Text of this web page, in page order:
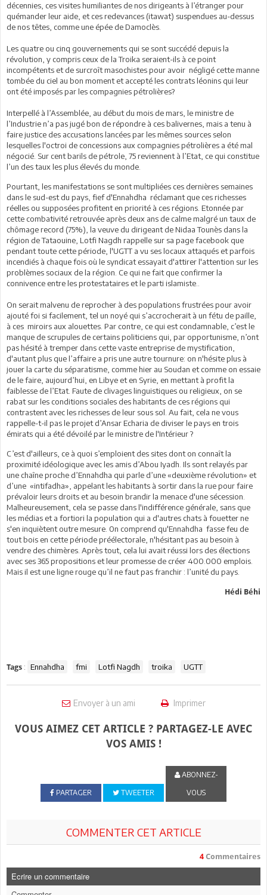
décennies, ces visites humiliantes de nos dirigeants à l’étranger pour
quémander leur aide, et ces redevances (itawat) suspendues au-dessus
de nos têtes, comme une épée de Damoclès.
Les quatre ou cinq gouvernements qui se sont succédé depuis la
révolution, y compris ceux de la Troika seraient-ils à ce point
incompétents et de surcroît masochistes pour avoir négligé cette manne
tombée du ciel au bon moment et accepté les contrats léonins qui leur
ont été imposés par les compagnies pétrolières?
Interpellé à l’Assemblée, au début du mois de mars, le ministre de
l’Industrie n’a pas jugé bon de répondre à ces balivernes, mais a tenu à
faire justice des accusations lancées par les mêmes sources selon
lesquelles l'octroi de concessions aux compagnies pétrolières a été mal
négocié. Sur cent barils de pétrole, 75 reviennent à l’Etat, ce qui constitue
l’un des taux les plus élevés du monde.
Pourtant, les manifestations se sont multipliées ces dernières semaines
dans le sud-est du pays, fief d'Ennahdha réclamant que ces richesses
réelles ou supposées profitent en priorité à ces régions. Etonnée par
cette combativité retrouvée après deux ans de calme malgré un taux de
chômage record (75%), la veuve du dirigeant de Nidaa Tounès dans la
région de Tataouine, Lotfi Nagdh rappelle sur sa page facebook que
pendant toute cette période, l'UGTT a vu ses locaux attaqués et parfois
incendiés à chaque fois où le syndicat essayait d'attirer l'attention sur les
problèmes sociaux de la région. Ce qui ne fait que confirmer la
connivence entre les protestataires et le parti islamiste..
On serait malvenu de reprocher à des populations frustrées pour avoir
ajouté foi si facilement, tel un noyé qui s’accrocherait à un fétu de paille,
à ces miroirs aux alouettes. Par contre, ce qui est condamnable, c’est le
manque de scrupules de certains politiciens qui, par opportunisme, n’ont
pas hésité à tremper dans cette vaste entreprise de mystification,
d'autant plus que l’affaire a pris une autre tournure: on n'hésite plus à
jouer la carte du séparatisme, comme hier au Soudan et comme on essaie
de le faire, aujourd’hui, en Libye et en Syrie, en mettant à profit la
faiblesse de l’Etat. Faute de clivages linguistiques ou religieux, on se
rabat sur les conditions sociales des habitants de ces régions qui
contrastent avec les richesses de leur sous sol. Au fait, cela ne vous
rappelle-t-il pas le projet d’Ansar Echaria de diviser le pays en trois
émirats qui a été dévoilé par le ministre de l'Intérieur ?
C’est d'ailleurs, ce à quoi s’emploient des sites dont on connaît la
proximité idéologique avec les amis d’Abou Iyadh. Ils sont relayés par
une chaîne proche d’Ennahdha qui parle d’une «deuxième révolution» et
d’une «intifadha», appelant les habitants à sortir dans la rue pour faire
prévaloir leurs droits et au besoin brandir la menace d'une sécession.
Malheureusement, cela se passe dans l'indifférence générale, sans que
les médias et a fortiori la population qui a d'autres chats à fouetter ne
s'en inquiètent outre mesure. 0n comprend qu'Ennahdha fasse feu de
tout bois en cette période préélectorale, n'hésitant pas au besoin à
vendre des chimères. Après tout, cela lui avait réussi lors des élections
avec ses 365 propositions et leur promesse de créer 400.000 emplois.
Mais il est une ligne rouge qu’il ne faut pas franchir : l’unité du pays.
Hédi Béhi
Tags : Ennahdha fmi Lotfi Nagdh troika UGTT
Envoyer à un ami Imprimer
VOUS AIMEZ CET ARTICLE ? PARTAGEZ-LE AVEC
VOS AMIS !
PARTAGER TWEETER
ABONNEZ-
VOUS
COMMENTER CET ARTICLE
4 Commentaires
Ecrire un commentaire